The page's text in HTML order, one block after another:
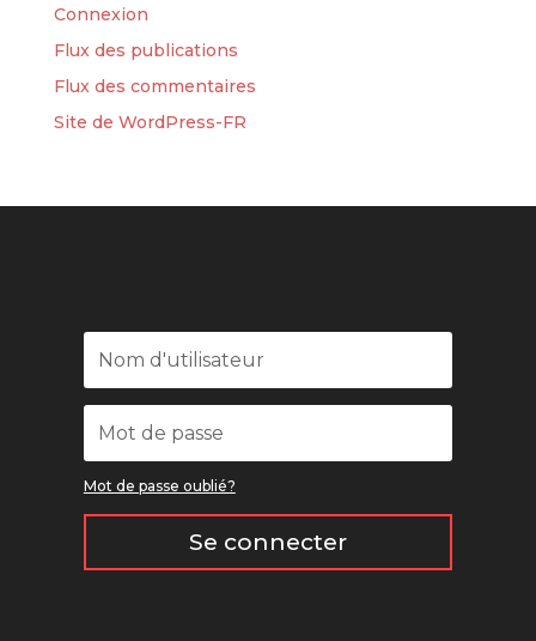
Connexion
Flux des publications
Flux des commentaires
Site de WordPress-FR
Mot de passe oublié?
Se connecter